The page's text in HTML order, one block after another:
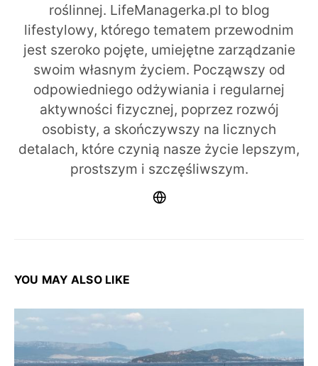
roślinnej. LifeManagerka.pl to blog
lifestylowy, którego tematem przewodnim
jest szeroko pojęte, umiejętne zarządzanie
swoim własnym życiem. Począwszy od
odpowiedniego odżywiania i regularnej
aktywności fizycznej, poprzez rozwój
osobisty, a skończywszy na licznych
detalach, które czynią nasze życie lepszym,
prostszym i szczęśliwszym.
YOU MAY ALSO LIKE